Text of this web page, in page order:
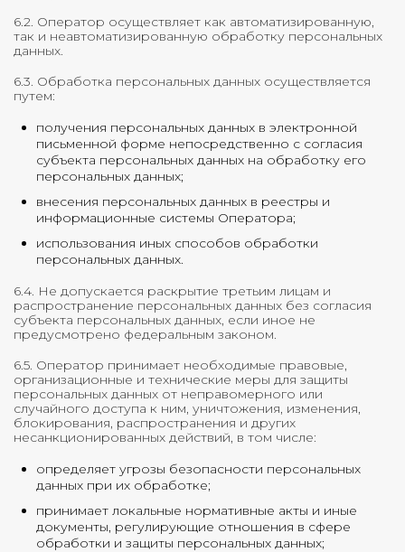
6.2. Оператор осуществляет как автоматизированную,
так и неавтоматизированную обработку персональных
данных.
6.3. Обработка персональных данных осуществляется
путем:
получения персональных данных в электронной
письменной форме непосредственно с согласия
субъекта персональных данных на обработку его
персональных данных;
внесения персональных данных в реестры и
информационные системы Оператора;
использования иных способов обработки
персональных данных.
6.4. Не допускается раскрытие третьим лицам и
распространение персональных данных без согласия
субъекта персональных данных, если иное не
предусмотрено федеральным законом.
6.5. Оператор принимает необходимые правовые,
организационные и технические меры для защиты
персональных данных от неправомерного или
случайного доступа к ним, уничтожения, изменения,
блокирования, распространения и других
несанкционированных действий, в том числе:
определяет угрозы безопасности персональных
данных при их обработке;
принимает локальные нормативные акты и иные
документы, регулирующие отношения в сфере
обработки и защиты персональных данных;